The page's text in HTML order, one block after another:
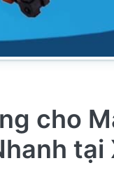
cho
tại